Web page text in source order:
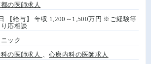
の医師求人
【給与】 年収 1,200～1,500万円 ※ご経験等
応相談
ック
の医師求人 、心療内科の医師求人